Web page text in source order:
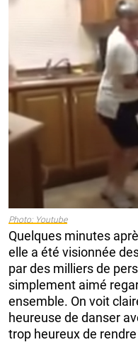
Photo: Youtube
Quelques minutes
elle a été visionnée
par des milliers de
simplement aimé
ensemble. On voit
heureuse de danser
trop heureux de